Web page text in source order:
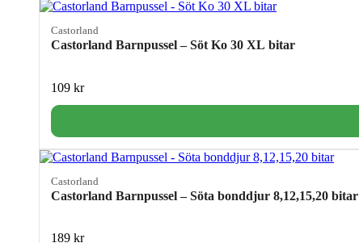
Castorland
Castorland Barnpussel – Söt Ko 30 XL bitar
109 kr
Castorland
Castorland Barnpussel – Söta bonddjur 8,12,15,20 bitar
189 kr